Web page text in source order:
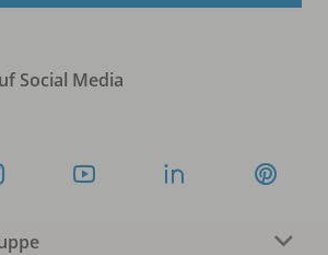
Social Media